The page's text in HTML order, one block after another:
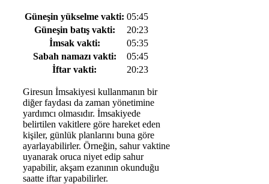
Güneşin yükselme vakti: 05:45
Güneşin batış vakti:
20:23
İmsak vakti:
05:35
Sabah namazı vakti:
05:45
İftar vakti:
20:23
Giresun İmsakiyesi kullanmanın bir
diğer faydası da zaman yönetimine
yardımcı olmasıdır. İmsakiyede
belirtilen vakitlere göre hareket eden
kişiler, günlük planlarını buna göre
ayarlayabilirler. Örneğin, sahur vaktine
uyanarak oruca niyet edip sahur
yapabilir, akşam ezanının okunduğu
saatte iftar yapabilirler.